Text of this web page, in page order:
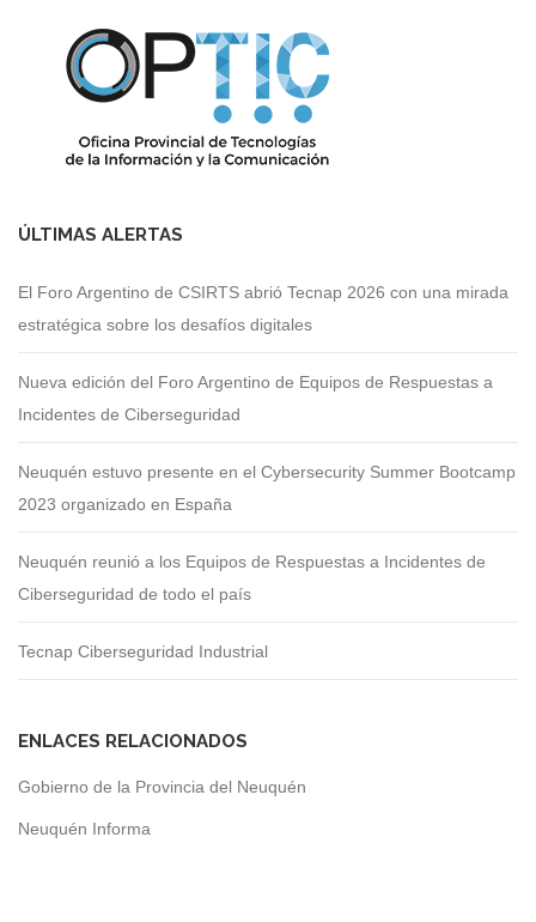
ÚLTIMAS ALERTAS
El Foro Argentino de CSIRTS abrió Tecnap 2026 con una mirada
estratégica sobre los desafíos digitales
Nueva edición del Foro Argentino de Equipos de Respuestas a
Incidentes de Ciberseguridad
Neuquén estuvo presente en el Cybersecurity Summer Bootcamp
2023 organizado en España
Neuquén reunió a los Equipos de Respuestas a Incidentes de
Ciberseguridad de todo el país
Tecnap Ciberseguridad Industrial
ENLACES RELACIONADOS
Gobierno de la Provincia del Neuquén
Neuquén Informa